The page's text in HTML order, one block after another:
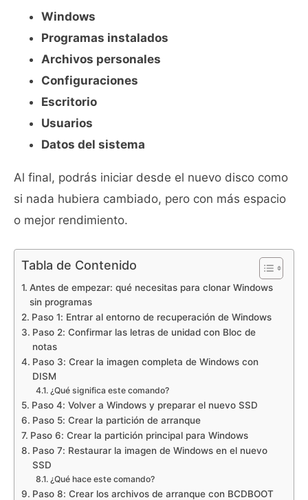
Windows
Programas instalados
Archivos personales
Configuraciones
Escritorio
Usuarios
Datos del sistema
Al final, podrás iniciar desde el nuevo disco como
si nada hubiera cambiado, pero con más espacio
o mejor rendimiento.
Tabla de Contenido
Antes de empezar: qué necesitas para clonar Windows
sin programas
Paso 1: Entrar al entorno de recuperación de Windows
Paso 2: Confirmar las letras de unidad con Bloc de
notas
Paso 3: Crear la imagen completa de Windows con
DISM
¿Qué significa este comando?
Paso 4: Volver a Windows y preparar el nuevo SSD
Paso 5: Crear la partición de arranque
Paso 6: Crear la partición principal para Windows
Paso 7: Restaurar la imagen de Windows en el nuevo
SSD
¿Qué hace este comando?
Paso 8: Crear los archivos de arranque con BCDBOOT